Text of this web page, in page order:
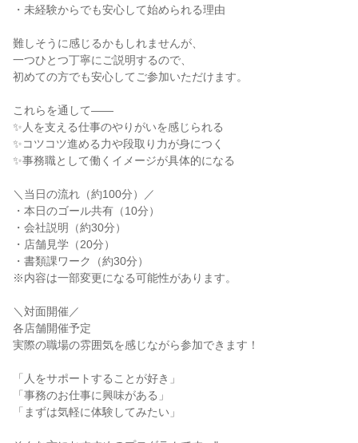
・未経験からでも安心して始められる理由
難しそうに感じるかもしれませんが、
一つひとつ丁寧にご説明するので、
初めての方でも安心してご参加いただけます。
これらを通して――
✨人を支える仕事のやりがいを感じられる
✨コツコツ進める力や段取り力が身につく
✨事務職として働くイメージが具体的になる
＼当日の流れ（約100分）／
・本日のゴール共有（10分）
・会社説明（約30分）
・店舗見学（20分）
・書類課ワーク（約30分）
※内容は一部変更になる可能性があります。
＼対面開催／
各店舗開催予定
実際の職場の雰囲気を感じながら参加できます！
「人をサポートすることが好き」
「事務のお仕事に興味がある」
「まずは気軽に体験してみたい」